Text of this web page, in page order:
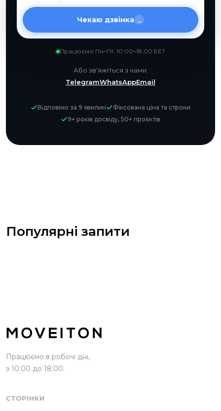
Чекаю дзвінка →
Працюємо Пн–Пт, 10:00–18:00 EET
Або зв'яжіться з нами:
TelegramWhatsAppEmail
Відповімо за 9 хвилин
Фіксована ціна та строки
9+ років досвіду, 50+ проєктів
Популярні запити
Працюємо в робочі дні,
з 10:00 до 18:00.
СТОРІНКИ